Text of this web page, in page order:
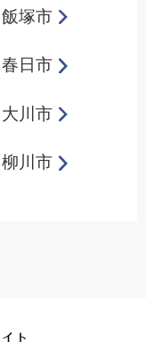
飯塚市
春日市
大川市
柳川市